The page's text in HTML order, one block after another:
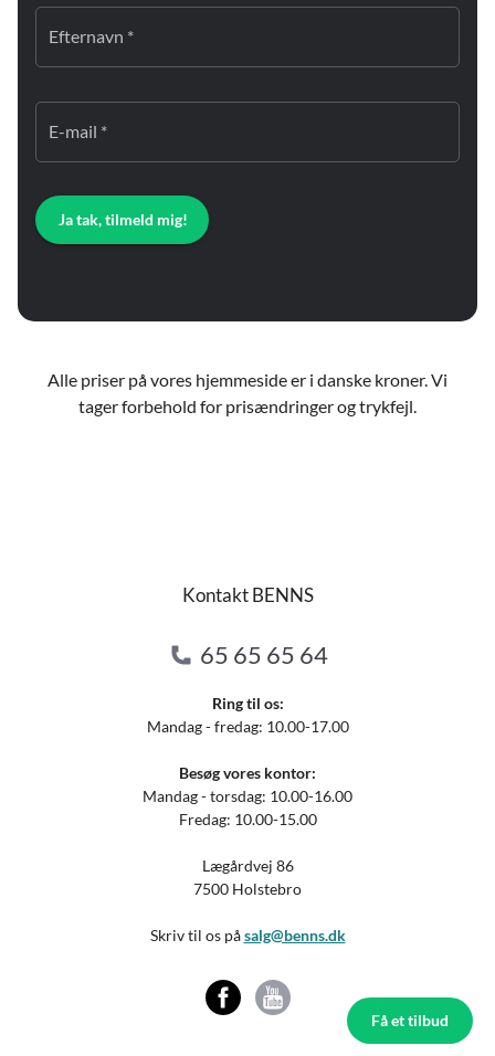
Få et tilbud
Efternavn *
E-mail *
Ja tak, tilmeld mig!
Alle priser på vores hjemmeside er i danske kroner. Vi
tager forbehold for prisændringer og trykfejl.
Kontakt BENNS
65 65 65 64
Ring til os:
Mandag - fredag: 10.00-17.00
Besøg vores kontor:
Mandag - torsdag: 10.00-16.00
Fredag: 10.00-15.00
Lægårdvej 86
7500 Holstebro
Skriv til os påsalg@benns.dk